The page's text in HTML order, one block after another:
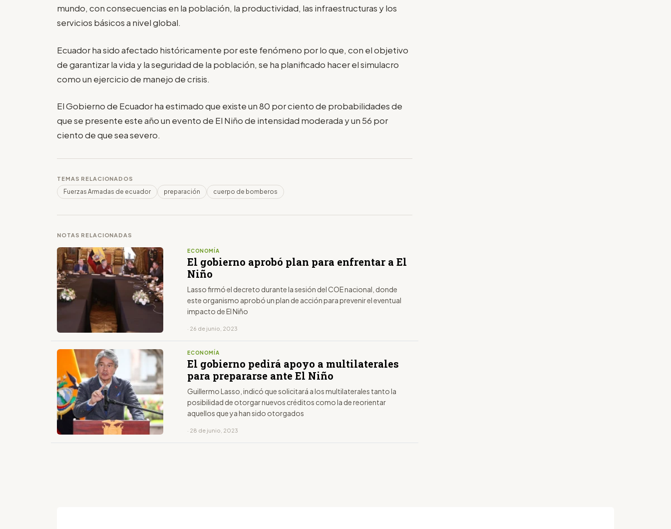
mundo, con consecuencias en la población, la productividad, las infraestructuras y los
servicios básicos a nivel global.
Ecuador ha sido afectado históricamente por este fenómeno por lo que, con el objetivo
de garantizar la vida y la seguridad de la población, se ha planificado hacer el simulacro
como un ejercicio de manejo de crisis.
El Gobierno de Ecuador ha estimado que existe un 80 por ciento de probabilidades de
que se presente este año un evento de El Niño de intensidad moderada y un 56 por
ciento de que sea severo.
TEMAS RELACIONADOS
Fuerzas Armadas de ecuador preparación cuerpo de bomberos
NOTAS RELACIONADAS
ECONOMÍA
El gobierno aprobó plan para enfrentar a El
Niño
Lasso firmó el decreto durante la sesión del COE nacional, donde
este organismo aprobó un plan de acción para prevenir el eventual
impacto de El Niño
· 26 de junio, 2023
ECONOMÍA
El gobierno pedirá apoyo a multilaterales
para prepararse ante El Niño
Guillermo Lasso, indicó que solicitará a los multilaterales tanto la
posibilidad de otorgar nuevos créditos como la de reorientar
aquellos que ya han sido otorgados
· 28 de junio, 2023